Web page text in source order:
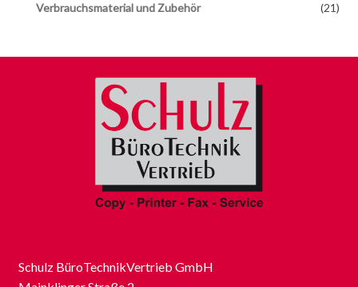
Verbrauchsmaterial und Zubehör
(21)
Schulz BüroTechnikVertrieb GmbH